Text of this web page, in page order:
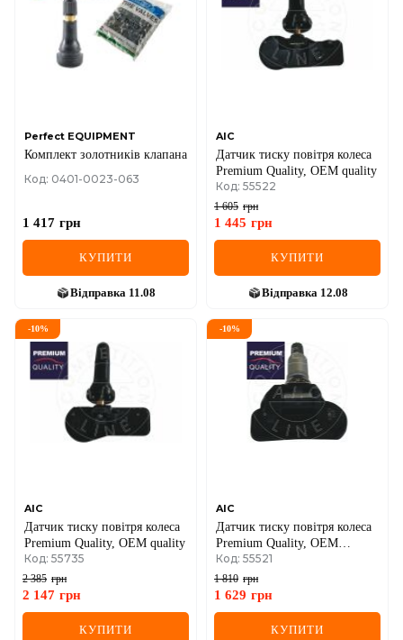
Perfect EQUIPMENT
Комплект золотників клапана
Код: 0401-0023-063
1 417 грн
КУПИТИ
Відправка 11.08
AIC
Датчик тиску повiтря колеса
Premium Quality, OEM quality
Код: 55522
1 605 грн
1 445 грн
КУПИТИ
Відправка 12.08
-10%
AIC
Датчик тиску повiтря колеса
Premium Quality, OEM quality
Код: 55735
2 385 грн
2 147 грн
КУПИТИ
-10%
AIC
Датчик тиску повiтря колеса
Premium Quality, OEM
Quality
Код: 55521
1 810 грн
1 629 грн
КУПИТИ